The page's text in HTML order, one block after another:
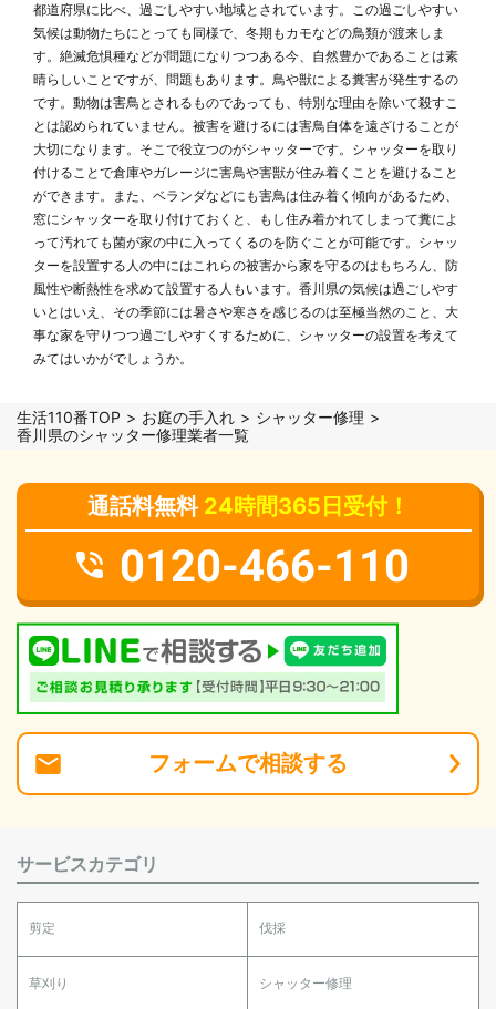
都道府県に比べ、過ごしやすい地域とされています。この過ごしやすい
気候は動物たちにとっても同様で、冬期もカモなどの鳥類が渡来しま
す。絶滅危惧種などが問題になりつつある今、自然豊かであることは素
晴らしいことですが、問題もあります。鳥や獣による糞害が発生するの
です。動物は害鳥とされるものであっても、特別な理由を除いて殺すこ
とは認められていません。被害を避けるには害鳥自体を遠ざけることが
大切になります。そこで役立つのがシャッターです。シャッターを取り
付けることで倉庫やガレージに害鳥や害獣が住み着くことを避けること
ができます。また、ベランダなどにも害鳥は住み着く傾向があるため、
窓にシャッターを取り付けておくと、もし住み着かれてしまって糞によ
って汚れても菌が家の中に入ってくるのを防ぐことが可能です。シャッ
ターを設置する人の中にはこれらの被害から家を守るのはもちろん、防
風性や断熱性を求めて設置する人もいます。香川県の気候は過ごしやす
いとはいえ、その季節には暑さや寒さを感じるのは至極当然のこと、大
事な家を守りつつ過ごしやすくするために、シャッターの設置を考えて
みてはいかがでしょうか。
生活110番TOP お庭の手入れ
シャッター修理
香川県のシャッター修理業者一覧
通話料無料 24時間365日受付！
0120-466-110
フォームで相談する
サービスカテゴリ
剪定 伐採
草刈り シャッター修理